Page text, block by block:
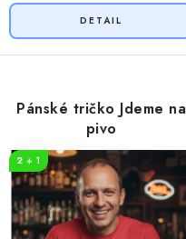
Pánské tričko Jdeme na
pivo
2 + 1